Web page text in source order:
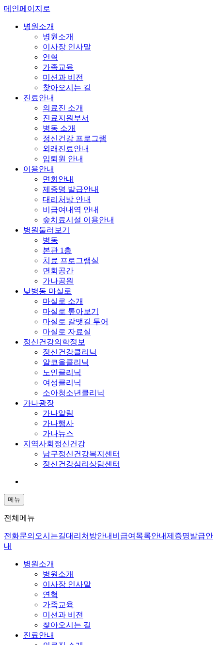
메인페이지로
병원소개
병원소개
이사장 인사말
연혁
가족교육
미션과 비전
찾아오시는 길
진료안내
의료진 소개
진료지원부서
병동 소개
정신건강 프로그램
외래진료안내
입퇴원 안내
이용안내
면회안내
제증명 발급안내
대리처방 안내
비급여내역 안내
숲치료시설 이용안내
병원둘러보기
병동
본관 1층
치료 프로그램실
면회공간
가나공원
낮병동 마실로
마실로 소개
마실로 톺아보기
마실로 갈맷길 투어
마실로 자료실
정신건강의학정보
정신건강클리닉
알코올클리닉
노인클리닉
여성클리닉
소아청소년클리닉
가나광장
가나알림
가나행사
가나뉴스
지역사회정신건강
남구정신건강복지센터
정신건강심리상담센터
메뉴
전체메뉴
전화문의 오시는길대리처방안내 비급여목록안내제증명발급안
내
병원소개
병원소개
이사장 인사말
연혁
가족교육
미션과 비전
찾아오시는 길
진료안내